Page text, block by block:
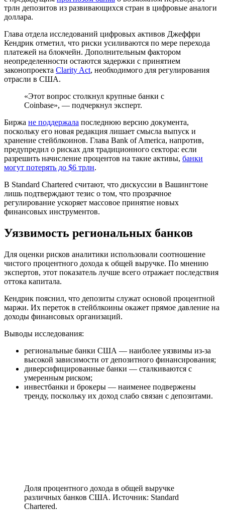
трлн депозитов из развивающихся стран в цифровые аналоги
доллара.
Глава отдела исследований цифровых активов Джеффри
Кендрик отметил, что риски усиливаются по мере перехода
платежей на блокчейн. Дополнительным фактором
неопределенности остаются задержки с принятием
законопроекта Clarity Act, необходимого для регулирования
отрасли в США.
«Этот вопрос столкнул крупные банки с
Coinbase», — подчеркнул эксперт.
Биржа не поддержала последнюю версию документа,
поскольку его новая редакция лишает смысла выпуск и
хранение стейблкоинов. Глава Bank of America, напротив,
предупредил о рисках для традиционного сектора: если
разрешить начисление процентов на такие активы, банки
могут потерять до $6 трлн.
В Standard Chartered считают, что дискуссии в Вашингтоне
лишь подтверждают тезис о том, что прозрачное
регулирование ускоряет массовое принятие новых
финансовых инструментов.
Уязвимость региональных банков
Для оценки рисков аналитики использовали соотношение
чистого процентного дохода к общей выручке. По мнению
экспертов, этот показатель лучше всего отражает последствия
оттока капитала.
Кендрик пояснил, что депозиты служат основой процентной
маржи. Их переток в стейблкоины окажет прямое давление на
доходы финансовых организаций.
Выводы исследования:
региональные банки США — наиболее уязвимы из-за
высокой зависимости от депозитного финансирования;
диверсифицированные банки — сталкиваются с
умеренным риском;
инвестбанки и брокеры — наименее подвержены
тренду, поскольку их доход слабо связан с депозитами.
Доля процентного дохода в общей выручке
различных банков США. Источник: Standard
Chartered.